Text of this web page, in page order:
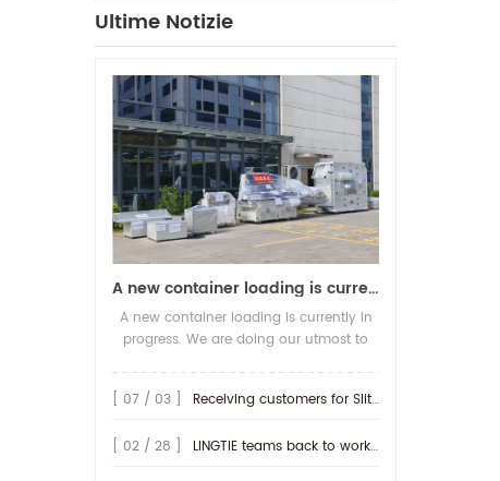
l'essiccatore IR sono disponibili come opzione.
Per la stampa di etichette a trasferimento
macchina per polveri alla linea di stampa.
Ultime Notizie
A new container loading is currently in progress.
A new container loading is currently in
progress. We are doing our utmost to
earliest possible time.
[ 07 / 03 ] Receiving customers for Slitting machine with differential Slip Shaft
[ 02 / 28 ] LINGTIE teams back to work at Feb.25th.